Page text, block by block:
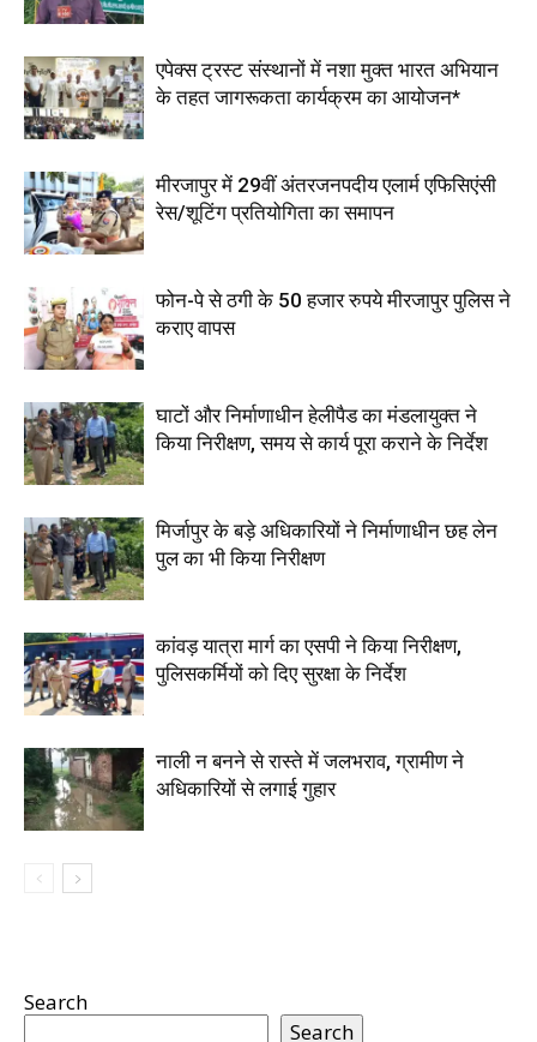
एपेक्स ट्रस्ट संस्थानों में नशा मुक्त भारत अभियान
के तहत जागरूकता कार्यक्रम का आयोजन*
मीरजापुर में 29वीं अंतरजनपदीय एलार्म एफिसिएंसी
रेस/शूटिंग प्रतियोगिता का समापन
फोन-पे से ठगी के 50 हजार रुपये मीरजापुर पुलिस ने
कराए वापस
घाटों और निर्माणाधीन हेलीपैड का मंडलायुक्त ने
किया निरीक्षण, समय से कार्य पूरा कराने के निर्देश
मिर्जापुर के बड़े अधिकारियों ने निर्माणाधीन छह लेन
पुल का भी किया निरीक्षण
कांवड़ यात्रा मार्ग का एसपी ने किया निरीक्षण,
पुलिसकर्मियों को दिए सुरक्षा के निर्देश
नाली न बनने से रास्ते में जलभराव, ग्रामीण ने
अधिकारियों से लगाई गुहार
Search
Search